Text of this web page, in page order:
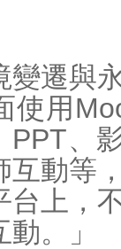
與永
使用
PPT、
互動等
台上，
。」